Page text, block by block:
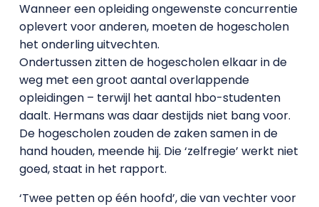
Wanneer een opleiding ongewenste concurrentie
oplevert voor anderen, moeten de hogescholen
het onderling uitvechten.
Ondertussen zitten de hogescholen elkaar in de
weg met een groot aantal overlappende
opleidingen – terwijl het aantal hbo-studenten
daalt. Hermans was daar destijds niet bang voor.
De hogescholen zouden de zaken samen in de
hand houden, meende hij. Die ‘zelfregie’ werkt niet
goed, staat in het rapport.
‘Twee petten op één hoofd’, die van vechter voor